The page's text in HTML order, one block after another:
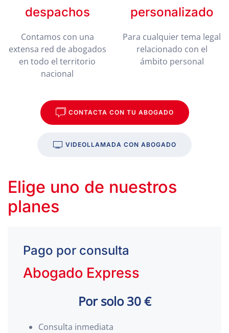
despachos
Contamos con una
extensa red de abogados
en todo el territorio
nacional
personalizado
Para cualquier tema legal
relacionado con el
ámbito personal
CONTACTA CON TU ABOGADO
VIDEOLLAMADA CON ABOGADO
Elige uno de nuestros
planes
Pago por consulta
Abogado Express
Por solo 30 €
Consulta inmediata